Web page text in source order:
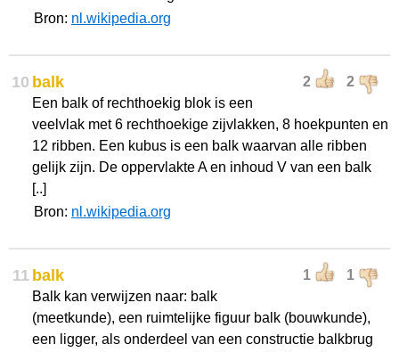
Bron: nl.wikipedia.org
10 2 2
balk
Een balk of rechthoekig blok is een
veelvlak met 6 rechthoekige zijvlakken, 8 hoekpunten en
12 ribben. Een kubus is een balk waarvan alle ribben
gelijk zijn. De oppervlakte A en inhoud V van een balk
[..]
Bron: nl.wikipedia.org
11 1 1
balk
Balk kan verwijzen naar: balk
(meetkunde), een ruimtelijke figuur balk (bouwkunde),
een ligger, als onderdeel van een constructie balkbrug